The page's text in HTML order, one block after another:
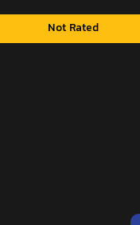
Not Rated